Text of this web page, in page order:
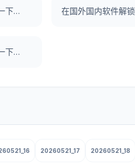
在国外国内软件解锁 试了一下UNBLOCKCN，真好用。
在国外国内软件解锁 试了一下UNBLOCKCN，真好用。
20260521_17 20260521_18